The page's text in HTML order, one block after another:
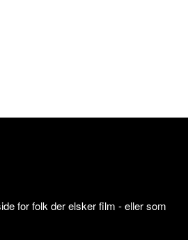
for folk der elsker film - eller som